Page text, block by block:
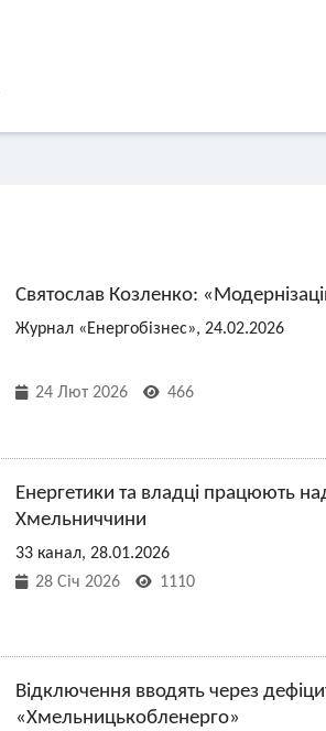
Святослав Козленко:
Журнал «Енергобізнес», 24.02.2026
24 Лют 2026 466
Енергетики та владці працюють
Хмельниччини
33 канал, 28.01.2026
28 Січ 2026
1110
Відключення вводять через
«Хмельницькобленерго»